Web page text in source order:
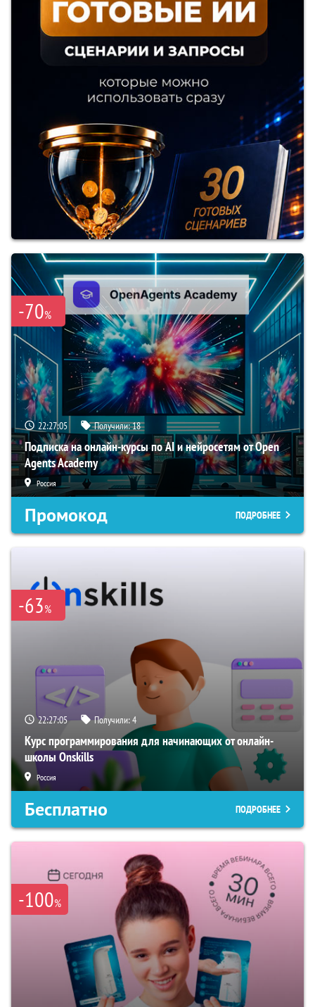
-70%
22:27:04 Получили:18
Подписка на онлайн-курсы по AI и нейросетям от Open
Agents Academy
Россия
Промокод ПОДРОБНЕЕ
-63%
22:27:04 Получили:4
Курс программирования для начинающих от онлайн-
школы Onskills
Россия
Бесплатно ПОДРОБНЕЕ
-100%